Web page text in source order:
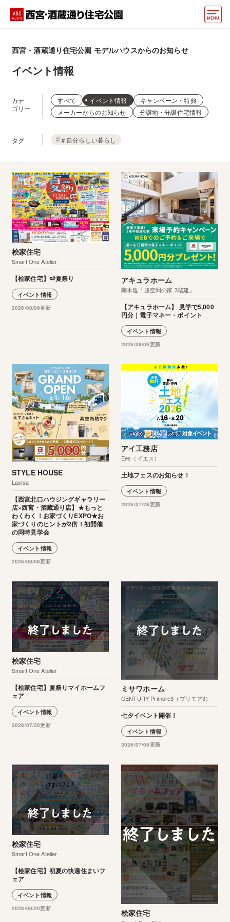
動画でモデルハウス見学
アクセス
好みからモデルハウスを探す
他の展示場 ABCハウジングトップ
マイページ アカウント登録
西宮・酒蔵通り住宅公園 モデルハウスからのお知らせ
イベント情報
カテ
ゴリー
すべて イベント情報
キャンペーン・特典
メーカーからのお知らせ
分譲地・分譲住宅情報
タグ ＃自分らしい暮らし
桧家住宅
Smart One Atelier
【桧家住宅】🍉夏祭り
イベント情報
2026/08/09更新
アキュラホーム
剛木造「超空間の家 3階建」
【アキュラホーム】 見学で5,000
円分｜電子マネー・ポイント
イベント情報
2026/08/09更新
STYLE HOUSE
Lasisa
【西宮北口ハウジングギャラリー
店×西宮・酒蔵通り店】★もっと
わくわく！お家づくりEXPO★お
家づくりのヒントが2倍！初開催
の同時見学会
イベント情報
2026/08/08更新
アイ工務店
Ees（イエス）
土地フェスのお知らせ！
イベント情報
2026/07/28更新
桧家住宅
Smart One Atelier
【桧家住宅】夏祭りマイホームフ
ェア
イベント情報
2026/07/20更新
ミサワホーム
CENTURY Primore3（プリモア3）
七夕イベント開催！
イベント情報
2026/07/05更新
桧家住宅
Smart One Atelier
【桧家住宅】初夏の快適住まいフ
ェア
イベント情報
2026/06/20更新 桧家住宅